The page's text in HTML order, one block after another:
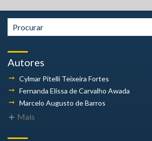
Autores
Cylmar Pitelli Teixeira Fortes
Fernanda Elissa de Carvalho Awada
Marcelo Augusto de Barros
Mais